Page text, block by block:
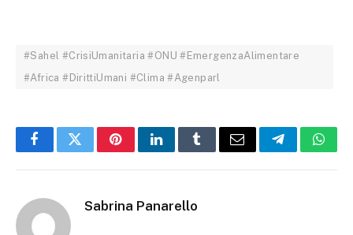
#Sahel #CrisiUmanitaria #ONU #EmergenzaAlimentare
#Africa #DirittiUmani #Clima #Agenparl
FacebookTwitterPinterestLinkedInTumblrEmail Telegram
Sabrina Panarello